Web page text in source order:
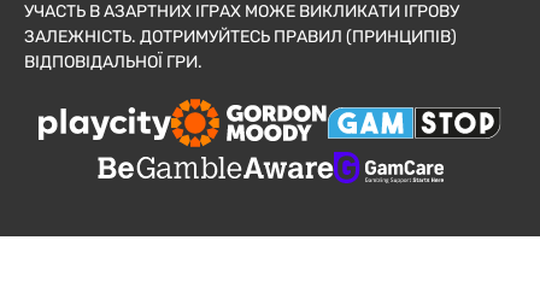
УЧАСТЬ В АЗАРТНИХ ІГРАХ МОЖЕ ВИКЛИКАТИ ІГРОВУ
ЗАЛЕЖНІСТЬ. ДОТРИМУЙТЕСЬ ПРАВИЛ (ПРИНЦИПІВ)
ВІДПОВІДАЛЬНОЇ ГРИ.